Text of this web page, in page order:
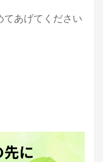
てあげてください